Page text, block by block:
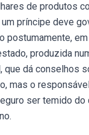
de produtos
príncipe deve
postumamente,
produzida
que dá conselhos
mas o
ser temido